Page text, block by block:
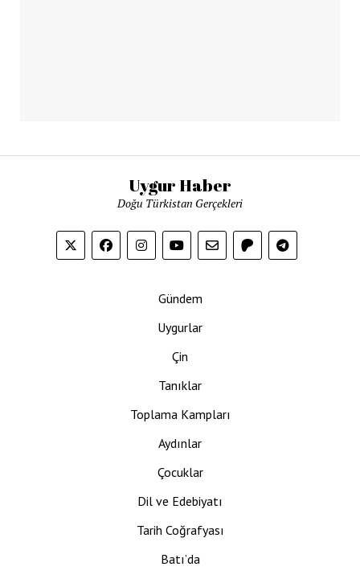
Uygur Haber
Doğu Türkistan Gerçekleri
Gündem
Uygurlar
Çin
Tanıklar
Toplama Kampları
Aydınlar
Çocuklar
Dil ve Edebiyatı
Tarih Coğrafyası
Batı’da